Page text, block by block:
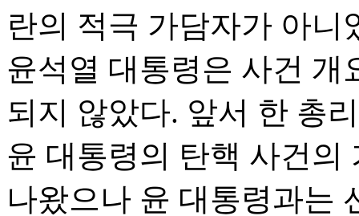
란의 적극 가담자가 아
윤석열 대통령은 사건 개
되지 않았다. 앞서 한 총
윤 대통령의 탄핵 사건의
나왔으나 윤 대통령과는